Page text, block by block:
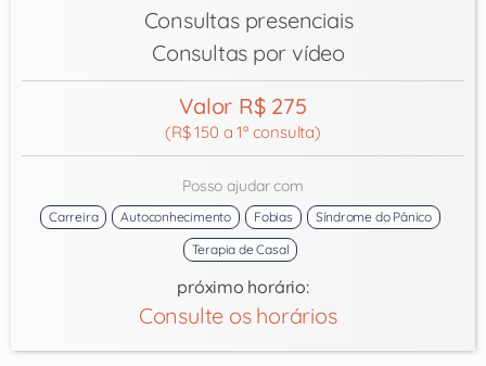
Consultas presenciais
Consultas por vídeo
Valor R$ 275
(R$ 150 a 1ª consulta)
Posso ajudar com
Carreira Autoconhecimento Fobias
Síndrome do Pânico
Terapia de Casal
próximo horário:
Consulte os horários